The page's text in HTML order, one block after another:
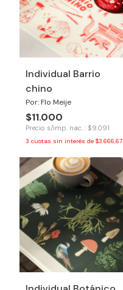
Individual Barrio
chino
Por: Flo Meije
$11.000
Precio s/imp. nac. : $9.091
3 cuotas sin interés de $3.666,67